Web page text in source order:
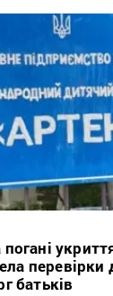
погані
перевірки
батьків